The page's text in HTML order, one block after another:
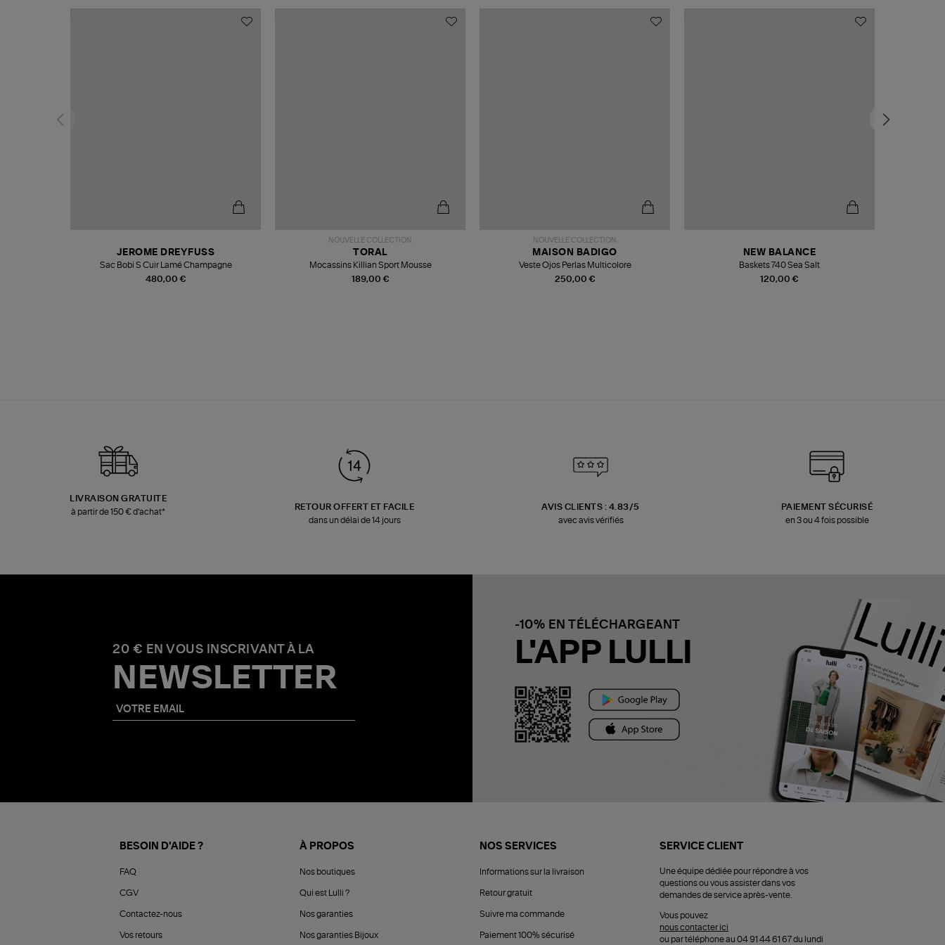
480,00 €
JEROME DREYFUSS
Sac Bobi S Cuir Lamé Champagne
NOUVELLE COLLECTION
189,00 €
TORAL
Mocassins Killian Sport Mousse
NOUVELLE COLLECTION
250,00 €
MAISON BADIGO
Veste Ojos Perlas Multicolore
120,00 €
NEW BALANCE
Baskets 740 Sea Salt
LIVRAISON GRATUITE
à partir de 150 € d'achat*
RETOUR OFFERT ET FACILE
dans un délai de 14 jours
AVIS CLIENTS : 4.83/5
avec avis vérifiés
PAIEMENT SÉCURISÉ
en 3 ou 4 fois possible
20 € EN VOUS INSCRIVANT À LA
NEWSLETTER
-10% EN TÉLÉCHARGEANT
L'APP LULLI
BESOIN D'AIDE ?
FAQ
CGV
Contactez-nous
Vos retours
À PROPOS
Nos boutiques
Qui est Lulli ?
Nos garanties
Nos garanties Bijoux
NOS SERVICES
Informations sur la livraison
Retour gratuit
Suivre ma commande
Paiement 100% sécurisé
SERVICE CLIENT
Une équipe dédiée pour répondre à vos
questions ou vous assister dans vos
demandes de service après-vente.
Vous pouvez
nous contacter ici
ou par téléphone au 04 91 44 61 67 du lundi